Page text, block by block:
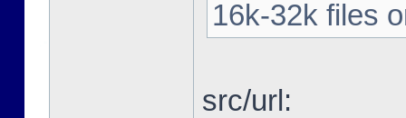
16k-32k files
src/url: